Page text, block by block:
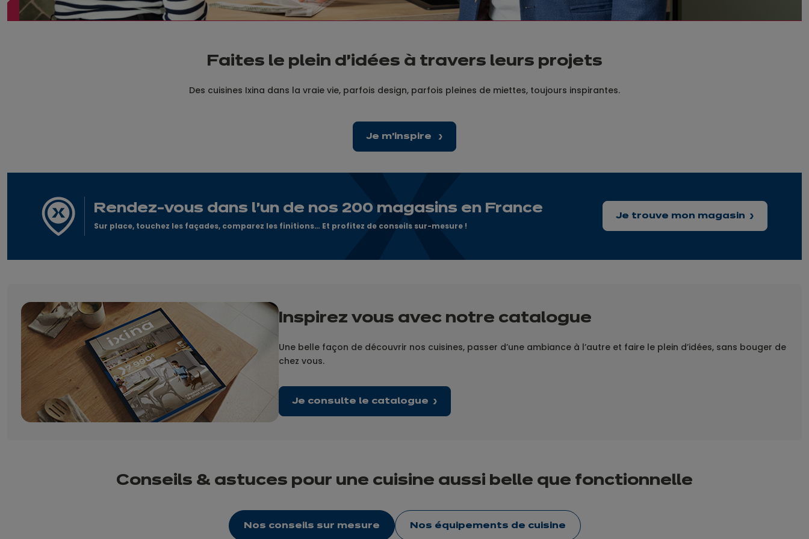
Faites le plein d’idées à travers leurs projets
Des cuisines Ixina dans la vraie vie, parfois design, parfois pleines de miettes, toujours inspirantes.
Je m'inspire
Rendez-vous dans l'un de nos 200 magasins en France
Sur place, touchez les façades, comparez les finitions… Et profitez de conseils sur-mesure !
Je trouve mon magasin
Inspirez vous avec notre catalogue
Une belle façon de découvrir nos cuisines, passer d’une ambiance à l’autre et faire le plein d’idées, sans bouger de
chez vous.
Je consulte le catalogue
Conseils & astuces pour une cuisine aussi belle que fonctionnelle
Nos conseils sur mesure Nos équipements de cuisine